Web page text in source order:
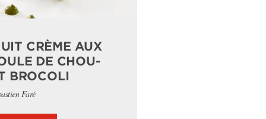
CRÈME AUX
DE CHOU-
BROCOLI
Faré